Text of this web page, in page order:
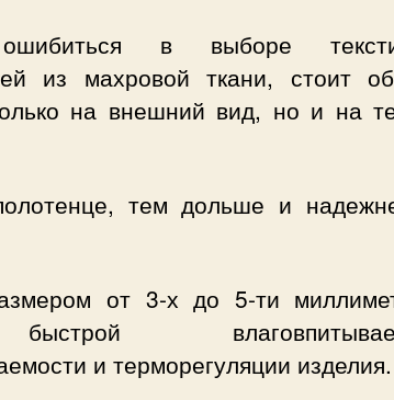
в выборе
из махровой ткани, стоит
на внешний вид, но и на
тем дольше и
от 3-х до 5-ти
и терморегуляции изделия.